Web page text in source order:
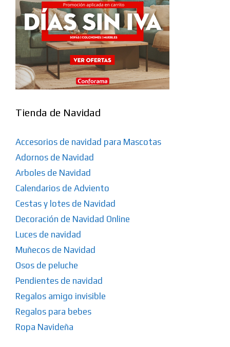
Tienda de Navidad
Accesorios de navidad para Mascotas
Adornos de Navidad
Arboles de Navidad
Calendarios de Adviento
Cestas y lotes de Navidad
Decoración de Navidad Online
Luces de navidad
Muñecos de Navidad
Osos de peluche
Pendientes de navidad
Regalos amigo invisible
Regalos para bebes
Ropa Navideña